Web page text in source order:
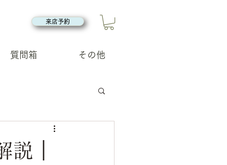
来店予約
質問箱 その他
｜